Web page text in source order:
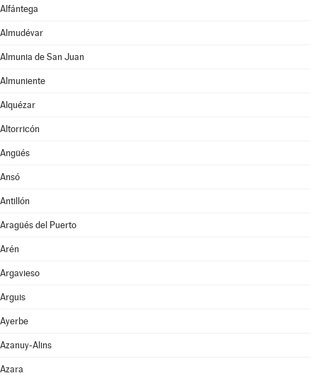
Alfántega
Almudévar
Almunia de San Juan
Almuniente
Alquézar
Altorricón
Angüés
Ansó
Antillón
Aragüés del Puerto
Arén
Argavieso
Arguis
Ayerbe
Azanuy-Alins
Azara